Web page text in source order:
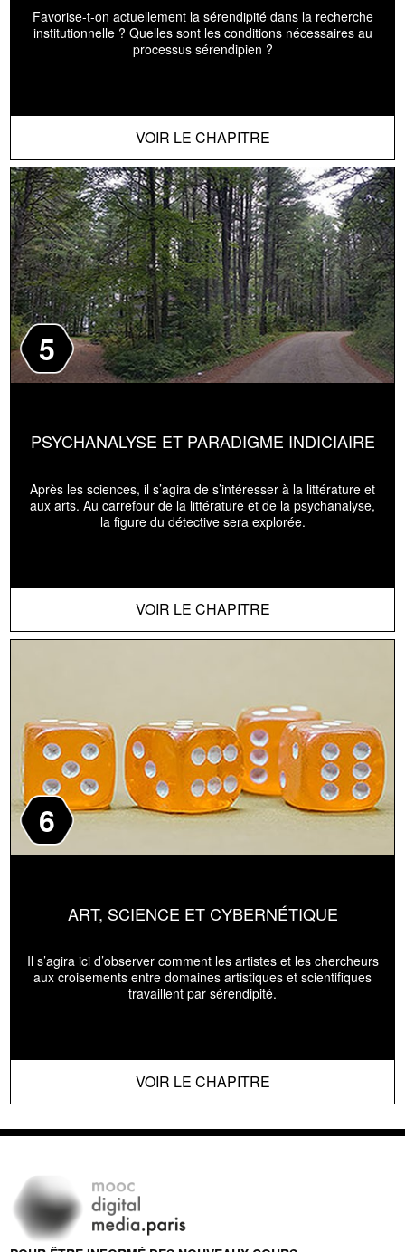
Favorise-t-on actuellement la sérendipité dans la recherche
institutionnelle ? Quelles sont les conditions nécessaires au
processus sérendipien ?
VOIR LE CHAPITRE
5
PSYCHANALYSE ET PARADIGME INDICIAIRE
Après les sciences, il s’agira de s’intéresser à la littérature et
aux arts. Au carrefour de la littérature et de la psychanalyse,
la figure du détective sera explorée.
VOIR LE CHAPITRE
6
ART, SCIENCE ET CYBERNÉTIQUE
Il s’agira ici d’observer comment les artistes et les chercheurs
aux croisements entre domaines artistiques et scientifiques
travaillent par sérendipité.
VOIR LE CHAPITRE